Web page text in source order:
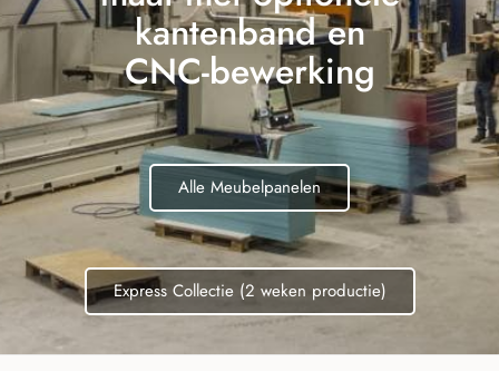
kantenband en
CNC-bewerking
Alle Meubelpanelen
Express Collectie (2 weken productie)